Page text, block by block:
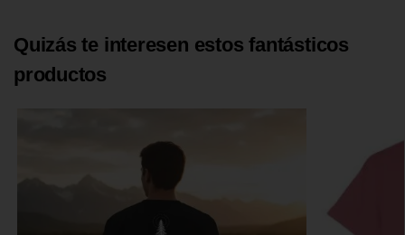
Quizás te interesen estos fantásticos
productos